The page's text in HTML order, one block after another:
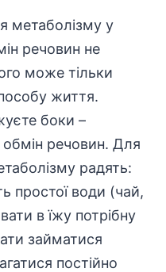
метаболізму у
речовин не
може тільки
життя.
боки –
речовин. Для
радять:
простої води (чай,
в їжу потрібну
займатися
постійно